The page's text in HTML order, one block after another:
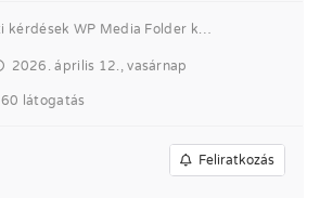
Értékesítés előtti kérdések WP Media Folder kapcsolatban
2026. április 12., vasárnap
60 látogatás
Feliratkozás